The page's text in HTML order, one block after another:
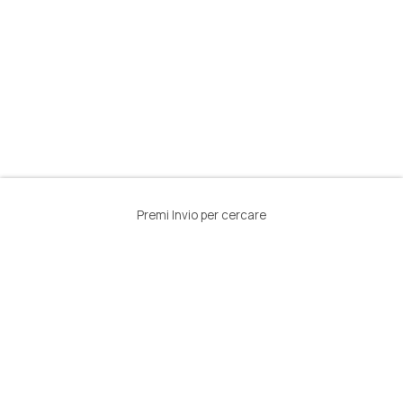
Premi Invio per cercare